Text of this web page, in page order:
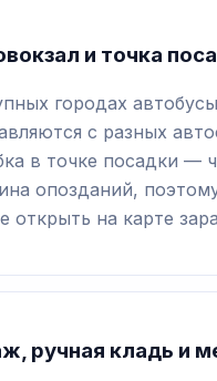
и точка
городах автобусы
с разных
в точке посадки —
опозданий,
открыть на карте
ручная кладь и